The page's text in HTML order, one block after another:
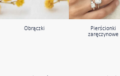
Obrączki
Pierścionki
zaręczynowe